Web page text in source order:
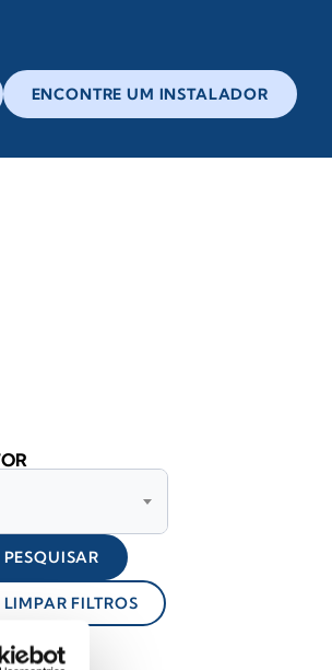
ENCONTRE UM INSTALADOR
PESQUISAR
LIMPAR FILTROS